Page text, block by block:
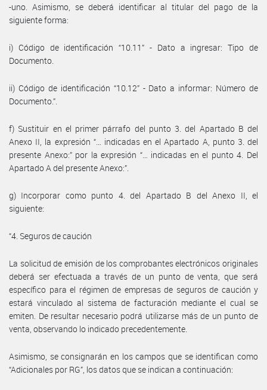
-uno. Asimismo, se deberá identificar al titular del pago de la
siguiente forma:
i) Código de identificación “10.11” - Dato a ingresar: Tipo de
Documento.
ii) Código de identificación “10.12” - Dato a informar: Número de
Documento.”.
f) Sustituir en el primer párrafo del punto 3. del Apartado B del
Anexo II, la expresión “… indicadas en el Apartado A, punto 3. del
presente Anexo:” por la expresión “… indicadas en el punto 4. Del
Apartado A del presente Anexo:”.
g) Incorporar como punto 4. del Apartado B del Anexo II, el
siguiente:
“4. Seguros de caución
La solicitud de emisión de los comprobantes electrónicos originales
deberá ser efectuada a través de un punto de venta, que será
específico para el régimen de empresas de seguros de caución y
estará vinculado al sistema de facturación mediante el cual se
emiten. De resultar necesario podrá utilizarse más de un punto de
venta, observando lo indicado precedentemente.
Asimismo, se consignarán en los campos que se identifican como
“Adicionales por RG”, los datos que se indican a continuación: